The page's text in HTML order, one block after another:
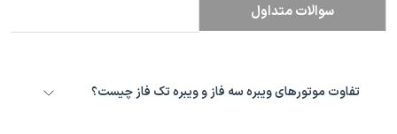
سوالات متداول
تفاوت موتورهای ویبره سه فاز و ویبره تک فاز چیست؟